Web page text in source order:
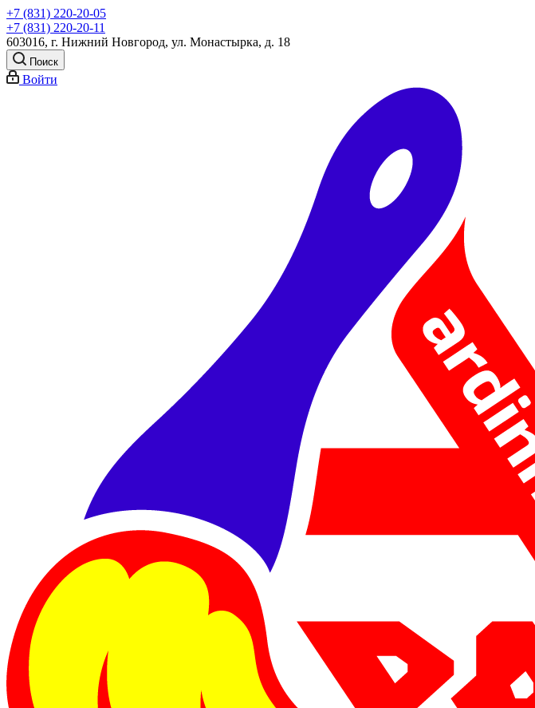
+7 (831) 220-20-05
+7 (831) 220-20-11
603016, г. Нижний Новгород, ул. Монастырка, д. 18
Поиск
Войти